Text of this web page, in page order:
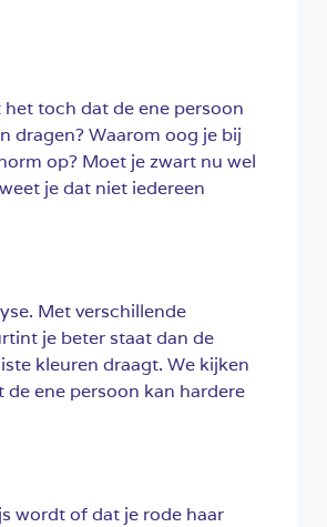
toch dat de ene persoon
dragen? Waarom oog je bij
op? Moet je zwart nu wel
je dat niet iedereen
Met verschillende
je beter staat dan de
kleuren draagt. We kijken
ene persoon kan hardere
wordt of dat je rode haar